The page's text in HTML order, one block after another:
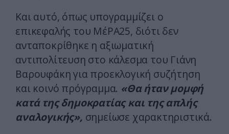
Και αυτό, όπως υπογραμμίζει ο
επικεφαλής του ΜέΡΑ25, διότι δεν
ανταποκρίθηκε η αξιωματική
αντιπολίτευση στο κάλεσμα του Γιάνη
Βαρουφάκη για προεκλογική συζήτηση
και κοινό πρόγραμμα. «Θα ήταν μομφή
κατά της δημοκρατίας και της απλής
αναλογικής», σημείωσε χαρακτηριστικά.